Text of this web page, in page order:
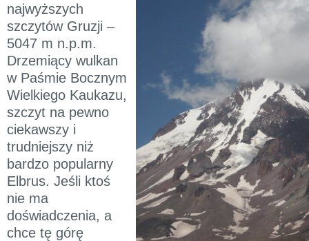
najwyższych
szczytów Gruzji –
5047 m n.p.m.
Drzemiący wulkan
w Paśmie Bocznym
Wielkiego Kaukazu,
szczyt na pewno
ciekawszy i
trudniejszy niż
bardzo popularny
Elbrus. Jeśli ktoś
nie ma
doświadczenia, a
chce tę górę